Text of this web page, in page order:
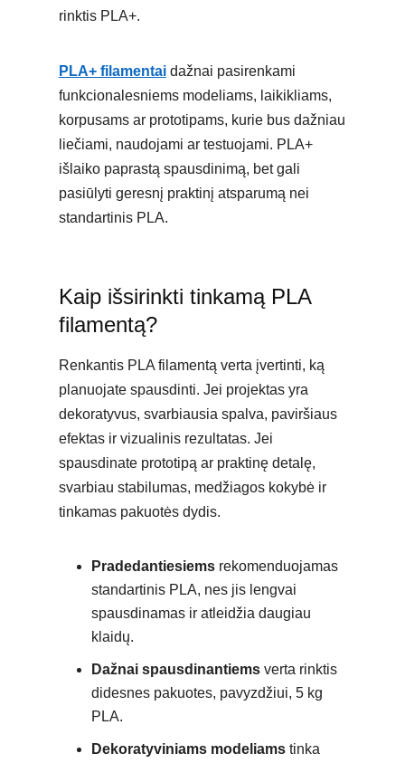
rinktis PLA+.
PLA+ filamentaidažnai pasirenkami
funkcionalesniems modeliams, laikikliams,
korpusams ar prototipams, kurie bus dažniau
liečiami, naudojami ar testuojami. PLA+
išlaiko paprastą spausdinimą, bet gali
pasiūlyti geresnį praktinį atsparumą nei
standartinis PLA.
Kaip išsirinkti tinkamą PLA
filamentą?
Renkantis PLA filamentą verta įvertinti, ką
planuojate spausdinti. Jei projektas yra
dekoratyvus, svarbiausia spalva, paviršiaus
efektas ir vizualinis rezultatas. Jei
spausdinate prototipą ar praktinę detalę,
svarbiau stabilumas, medžiagos kokybė ir
tinkamas pakuotės dydis.
Pradedantiesiemsrekomenduojamas
standartinis PLA, nes jis lengvai
spausdinamas ir atleidžia daugiau
klaidų.
Dažnai spausdinantiemsverta rinktis
didesnes pakuotes, pavyzdžiui, 5 kg
PLA.
Dekoratyviniams modeliamstinka